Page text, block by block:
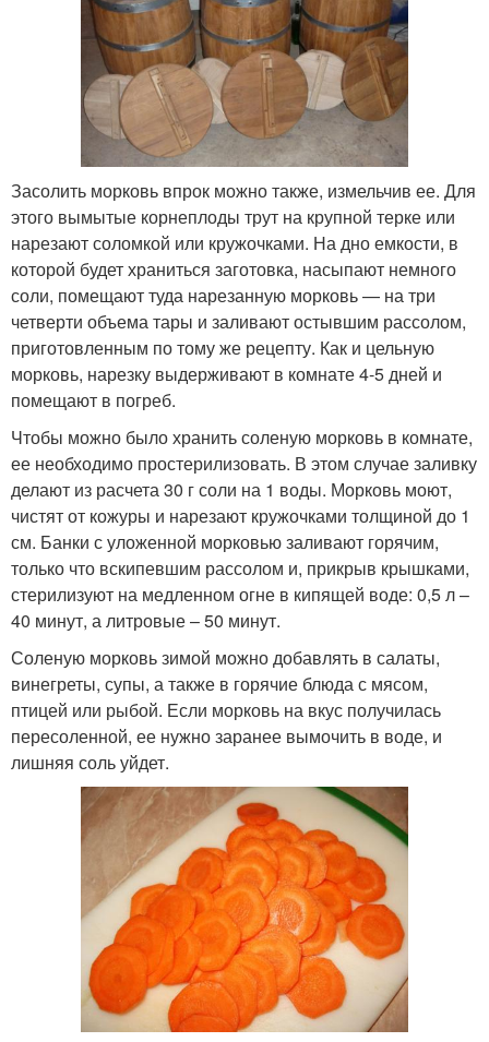
Засолить морковь впрок можно также, измельчив ее. Для
этого вымытые корнеплоды трут на крупной терке или
нарезают соломкой или кружочками. На дно емкости, в
которой будет храниться заготовка, насыпают немного
соли, помещают туда нарезанную морковь — на три
четверти объема тары и заливают остывшим рассолом,
приготовленным по тому же рецепту. Как и цельную
морковь, нарезку выдерживают в комнате 4-5 дней и
помещают в погреб.
Чтобы можно было хранить соленую морковь в комнате,
ее необходимо простерилизовать. В этом случае заливку
делают из расчета 30 г соли на 1 воды. Морковь моют,
чистят от кожуры и нарезают кружочками толщиной до 1
см. Банки с уложенной морковью заливают горячим,
только что вскипевшим рассолом и, прикрыв крышками,
стерилизуют на медленном огне в кипящей воде: 0,5 л –
40 минут, а литровые – 50 минут.
Соленую морковь зимой можно добавлять в салаты,
винегреты, супы, а также в горячие блюда с мясом,
птицей или рыбой. Если морковь на вкус получилась
пересоленной, ее нужно заранее вымочить в воде, и
лишняя соль уйдет.